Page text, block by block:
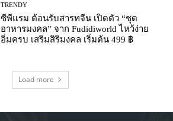
TRENDY
ซีพีแรม ต้อนรับสารทจีน เปิดตัว “ชุด
อาหารมงคล” จาก Fudidiworld ไหว้ง่าย
อิ่มครบ เสริมสิริมงคล เริ่มต้น 499 ฿
Load more